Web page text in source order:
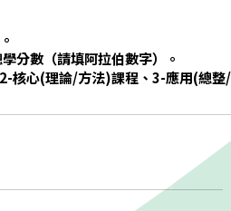
分數（請填阿拉伯數字）。
核心(理論/方法)課程、3-應用(總